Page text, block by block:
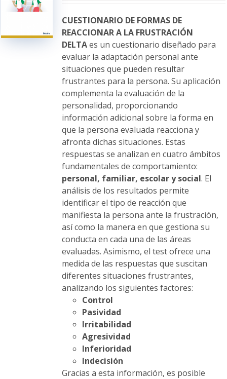
elegir
en
la
página
de
producto
CUESTIONARIO DE FORMAS DE
REACCIONAR A LA FRUSTRACIÓN
DELTAes un cuestionario diseñado para
evaluar la adaptación personal ante
situaciones que pueden resultar
frustrantes para la persona. Su aplicación
complementa la evaluación de la
personalidad, proporcionando
información adicional sobre la forma en
que la persona evaluada reacciona y
afronta dichas situaciones. Estas
respuestas se analizan en cuatro ámbitos
fundamentales de comportamiento:
personal, familiar, escolar y social. El
análisis de los resultados permite
identificar el tipo de reacción que
manifiesta la persona ante la frustración,
así como la manera en que gestiona su
conducta en cada una de las áreas
evaluadas. Asimismo, el test ofrece una
medida de las respuestas que suscitan
diferentes situaciones frustrantes,
analizando los siguientes factores:
Control
Pasividad
Irritabilidad
Agresividad
Inferioridad
Indecisión
Gracias a esta información, es posible